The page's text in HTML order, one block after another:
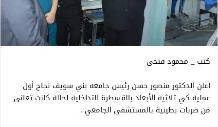
كتب _ محمود فتحي
أعلن الدكتور منصور حسن رئيس جامعة بني سويف نجاح أول
عملية كي ثلاثية الأبعاد بالقسطرة التداخلية لحالة كانت تعانى
من ضربات بطينية بالمستشفى الجامعي .